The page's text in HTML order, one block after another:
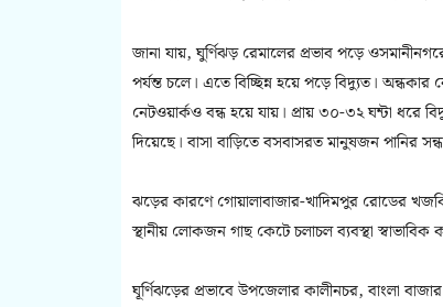
জানা যায়, ঘুর্ণিঝড় রেমালের প্রভাব পড়ে
পর্যন্ত চলে। এতে বিচ্ছিন্ন হয়ে পড়ে বিদ্যুত।
নেটওয়ার্কও বন্ধ হয়ে যায়। প্রায় ৩০-৩২ ঘন্টা ধরে
দিয়েছে। বাসা বাড়িতে বসবাসরত মানুষজন পানির
ঝড়ের কারণে গোয়ালাবাজার-খাদিমপুর রোডের
স্থানীয় লোকজন গাছ কেটে চলাচল ব্যবস্থা স্বাভাবিক
ঘূর্ণিঝড়ের প্রভাবে উপজেলার কালীনচর, বাংলা